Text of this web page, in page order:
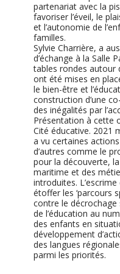
partenariat avec la
favoriser l’éveil, le
et l’autonomie de
familles.
Sylvie Charrière, a
d’échange à la Salle
tables rondes autour
ont été mises en
le bien-être et
construction d’une
des inégalités par
Présentation à cette
Cité éducative. 2021
a vu certaines
d’autres comme le
pour la découverte,
maritime et des
introduites.
étoffer les ‘parcours
contre le décrochage
de l’éducation au
des enfants en
développement
des langues
parmi les priorités.